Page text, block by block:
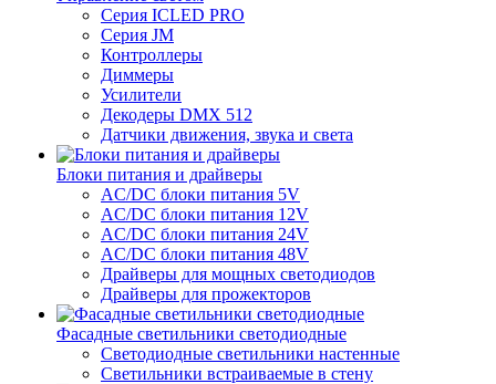
Серия ICLED PRO
Серия JM
Контроллеры
Диммеры
Усилители
Декодеры DMX 512
Датчики движения, звука и света
Блоки питания и драйверы
AC/DC блоки питания 5V
AC/DC блоки питания 12V
AC/DC блоки питания 24V
AC/DC блоки питания 48V
Драйверы для мощных светодиодов
Драйверы для прожекторов
Фасадные светильники светодиодные
Светодиодные светильники настенные
Светильники встраиваемые в стену